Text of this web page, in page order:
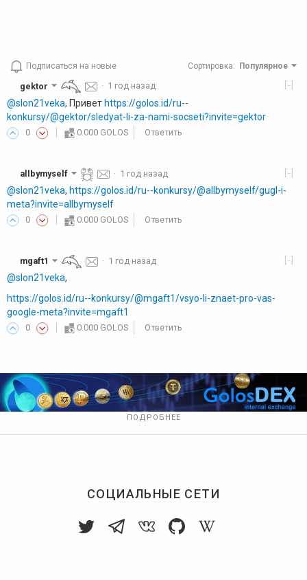
Подписаться на новые Сортировка: Популярное
[-]
gektor · 1 год назад
@slon21veka, Привет https://golos.id/ru--
konkursy/@gektor/sledyat-li-za-nami-socseti?invite=gektor
0 0.000 GOLOS Ответить
[-]
allbymyself · 1 год назад
@slon21veka, https://golos.id/ru--konkursy/@allbymyself/gugl-i-
meta?invite=allbymyself
0 0.000 GOLOS Ответить
[-]
mgaft1 · 1 год назад
@slon21veka,
https://golos.id/ru--konkursy/@mgaft1/vsyo-li-znaet-pro-vas-
google-meta?invite=mgaft1
0 0.000 GOLOS Ответить
ПОДРОБНЕЕ
СОЦИАЛЬНЫЕ СЕТИ